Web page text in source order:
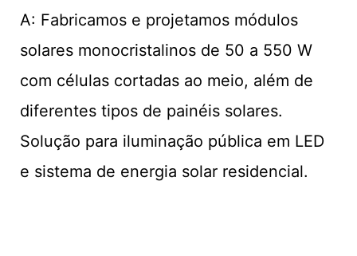
A: Fabricamos e projetamos módulos
solares monocristalinos de 50 a 550 W
com células cortadas ao meio, além de
diferentes tipos de painéis solares.
Solução para iluminação pública em LED
e sistema de energia solar residencial.